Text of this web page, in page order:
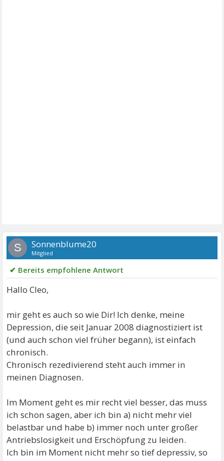
S Sonnenblume20
Mitglied
✔ Bereits empfohlene Antwort
Hallo Cleo,
mir geht es auch so wie Dir! Ich denke, meine
Depression, die seit Januar 2008 diagnostiziert ist
(und auch schon viel früher begann), ist einfach
chronisch.
Chronisch rezedivierend steht auch immer in
meinen Diagnosen.
Im Moment geht es mir recht viel besser, das muss
ich schon sagen, aber ich bin a) nicht mehr viel
belastbar und habe b) immer noch unter großer
Antriebslosigkeit und Erschöpfung zu leiden.
Ich bin im Moment nicht mehr so tief depressiv, so